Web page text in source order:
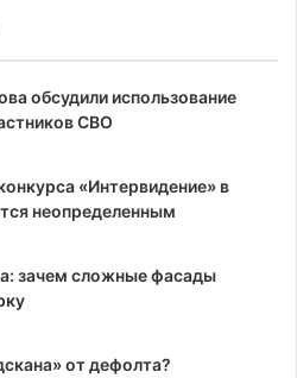
обсудили использование
СВО
«Интервидение» в
неопределенным
зачем сложные фасады
от дефолта?